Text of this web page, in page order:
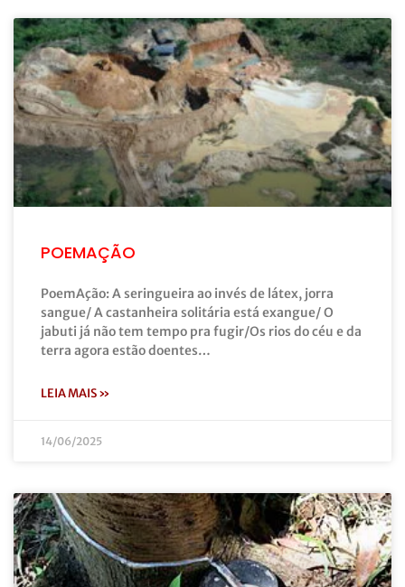
POEMAÇÃO
PoemAção: A seringueira ao invés de látex, jorra
sangue/ A castanheira solitária está exangue/ O
jabuti já não tem tempo pra fugir/Os rios do céu e da
terra agora estão doentes…
LEIA MAIS »
14/06/2025